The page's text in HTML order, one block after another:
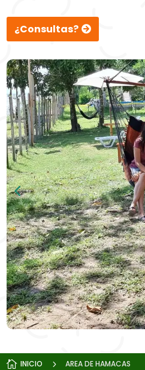
¿Consultas?
 INICIO 5 AREA DE HAMACAS